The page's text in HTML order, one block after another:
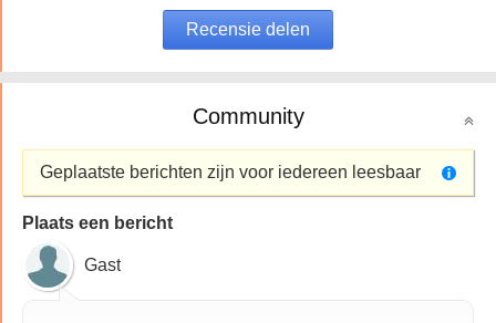
Community
Geplaatste berichten zijn voor iedereen leesbaar
Plaats een bericht
Gast